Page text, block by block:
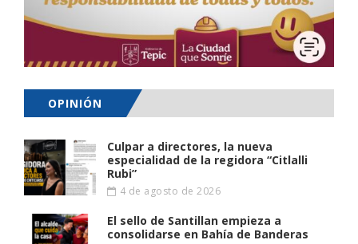
OPINIÓN
Culpar a directores, la nueva
especialidad de la regidora “Citlalli
Rubi”
4 de agosto de 2026
El sello de Santillan empieza a
consolidarse en Bahía de Banderas